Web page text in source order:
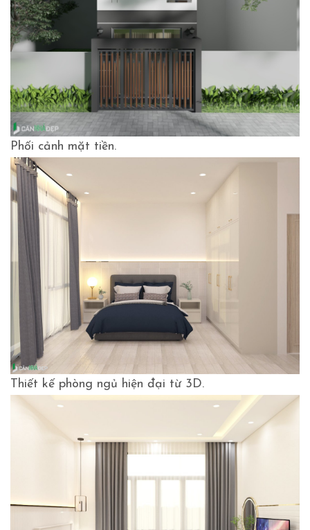
Phối cảnh mặt tiền.
Thiết kế phòng ngủ hiện đại từ 3D.